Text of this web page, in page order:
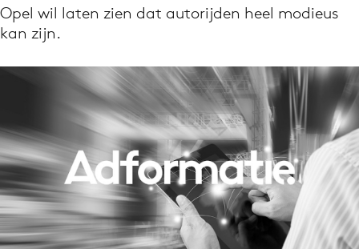
Volg het laatste nieuws via de Adformatie
Menu
Home
9 sept: GenAI-training
12 nov: MarketingLive!
Opel wil laten zien dat autorijden heel modieus
kan zijn.